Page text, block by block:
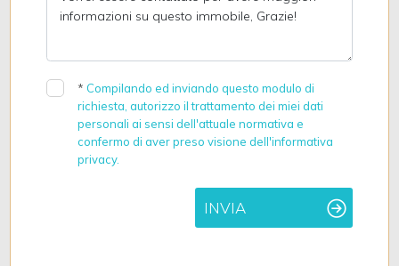
* Compilando ed inviando questo modulo di
richiesta, autorizzo il trattamento dei miei dati
personali ai sensi dell'attuale normativa e
confermo di aver preso visione dell'informativa
privacy.
INVIA